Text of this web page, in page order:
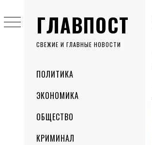
ГЛАВПОСТ
СВЕЖИЕ И ГЛАВНЫЕ НОВОСТИ
MenuПОЛИТИКА
ЭКОНОМИКА
ОБЩЕСТВО
КРИМИНАЛ
to
content